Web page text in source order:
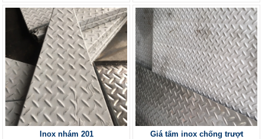
Inox nhám 201
Giá tấm inox chống trượt